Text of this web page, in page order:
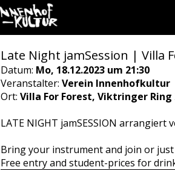
Late Night jamSession | Villa
Datum: Mo, 18.12.2023 um 21:30
Veranstalter: Verein Innenhofkultur
Ort: Villa For Forest, Viktringer
LATE NIGHT jamSESSION arrangiert
Bring your instrument and join or just
Free entry and student-prices for